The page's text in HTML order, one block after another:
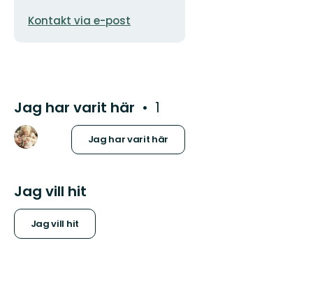
postadress
Kontakt via e-post
Jag har varit här 1
Jag har varit här
Jag vill hit
Jag vill hit